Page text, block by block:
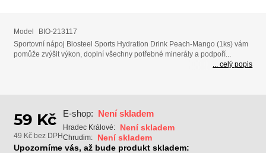
Model
BIO-213117
Sportovní nápoj Biosteel Sports Hydration Drink Peach-Mango (1ks) vám
pomůže zvýšit výkon, doplní všechny potřebné minerály a podpoří...
... celý popis
59 Kč
49 Kč bez DPH
E-shop: Není skladem
Hradec Králové: Není skladem
Chrudim:
Není skladem
Upozorníme vás, až bude produkt skladem: